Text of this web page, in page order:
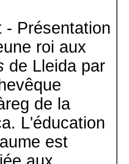
- Présentation
roi aux
de Lleida par
de la
L'éducation
est